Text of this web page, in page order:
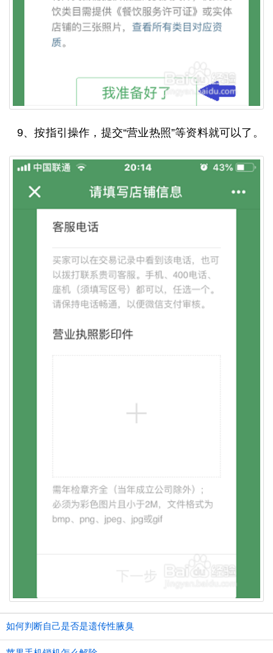
9、按指引操作，提交“营业热照”等资料就可以了。
如何判断自己是否是遗传性腋臭